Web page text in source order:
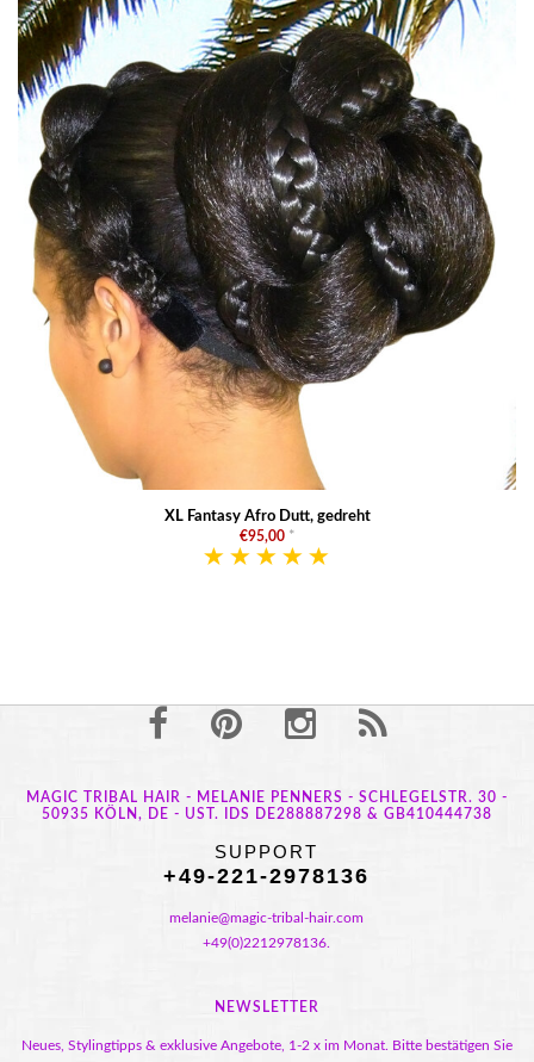
XL Fantasy Afro Dutt, gedreht
€95,00 *
MAGIC TRIBAL HAIR - MELANIE PENNERS - SCHLEGELSTR. 30 -
50935 KÖLN, DE - UST. IDS DE288887298 & GB410444738
SUPPORT
+49-221-2978136
melanie@magic-tribal-hair.com
+49(0)2212978136.
NEWSLETTER
Neues, Stylingtipps & exklusive Angebote, 1-2 x im Monat. Bitte bestätigen Sie